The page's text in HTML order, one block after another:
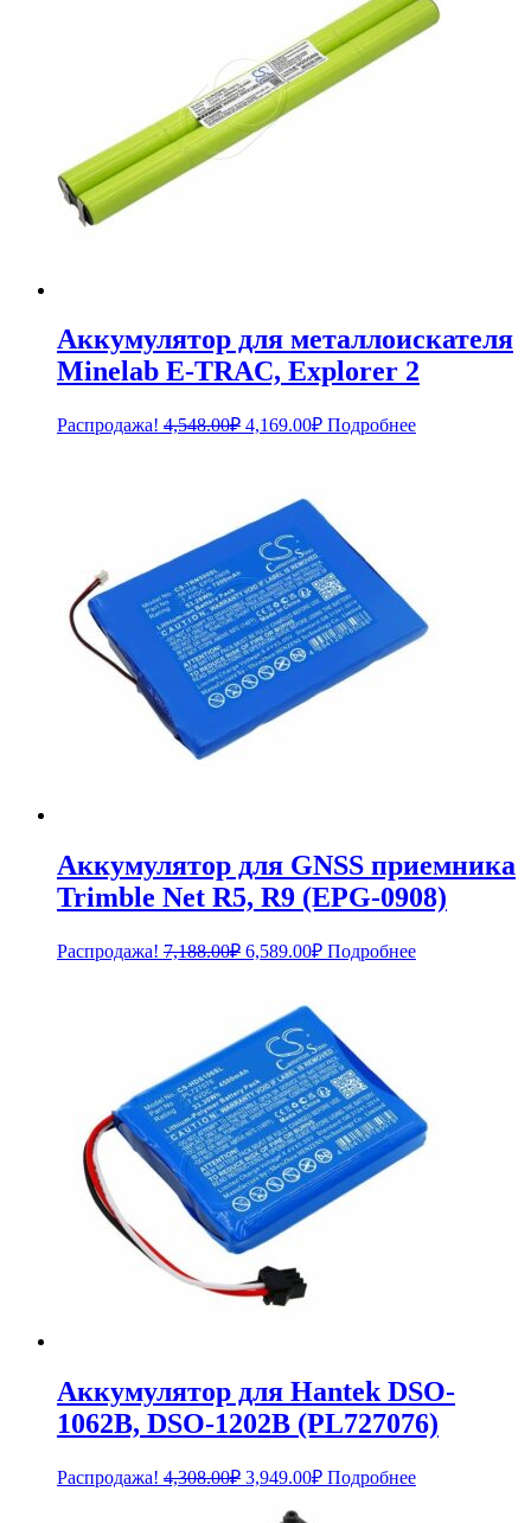
Аккумулятор для металлоискателя
Minelab E-TRAC, Explorer 2
Распродажа! 4,548.00₽ Первоначальная
4,169.00₽Текущая
цена:
Подробнее
Аккумулятор для GNSS приемника
Trimble Net R5, R9 (EPG-0908)
Распродажа! 7,188.00₽ Первоначальная
7,188.00₽.
6,589.00₽Текущая
цена:
Подробнее
Аккумулятор для Hantek DSO-
1062B, DSO-1202B (PL727076)
Распродажа! 4,308.00₽ Первоначальная
составляла
3,949.00₽Текущая
цена:
Подробнее